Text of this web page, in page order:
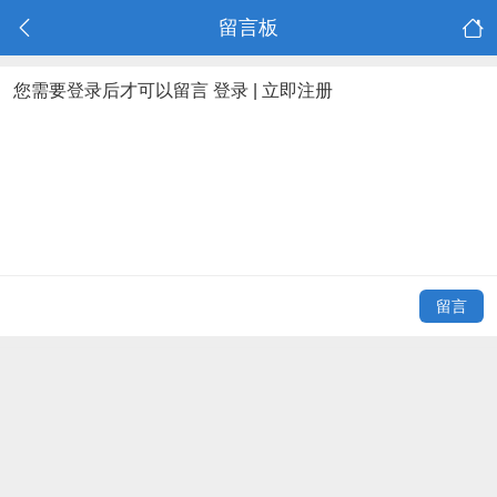
留言板
您需要登录后才可以留言 登录 立即注册
留言